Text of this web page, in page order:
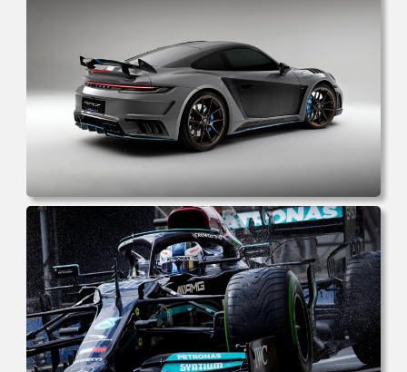
电脑壁纸 保时捷 灰色 汽车 德国汽车 大众汽车机械 简约 电
脑桌面 高清壁纸 壁纸下载 壁纸大全